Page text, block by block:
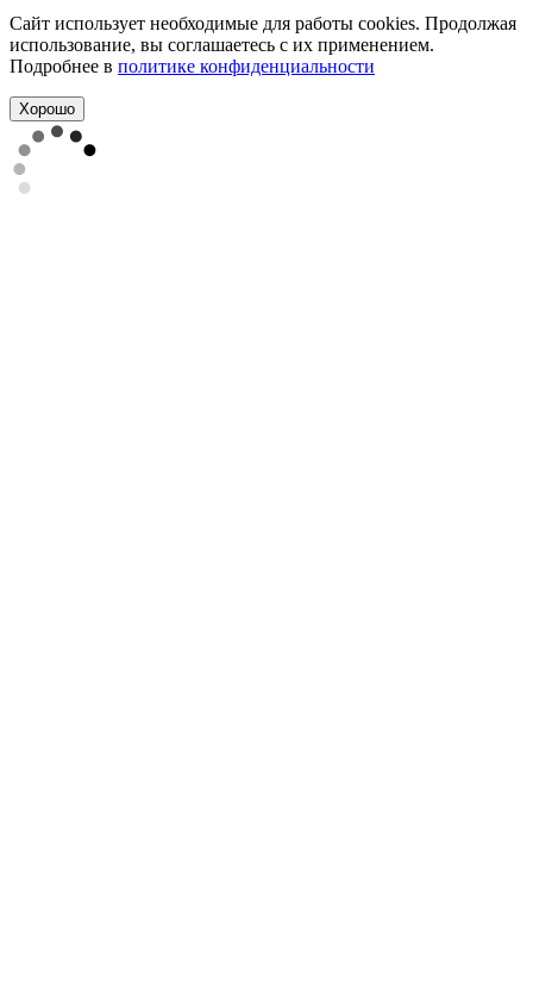
Сайт использует необходимые для работы cookies. Продолжая
использование, вы соглашаетесь с их применением.
Подробнее в политике конфиденциальности
Хорошо